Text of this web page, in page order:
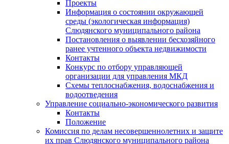
Проекты
Информация о состоянии окружающей
среды (экологическая информация)
Слюдянского муниципального района
Постановления о выявлении бесхозяйного
ранее учтенного объекта недвижимости
Контакты
Конкурс по отбору управляющей
организации для управления МКД
Схемы теплоснабжения, водоснабжения и
водоотведения
Управление социально-экономического развития
Контакты
Положение
Комиссия по делам несовершеннолетних и защите
их прав Слюдянского муниципального района